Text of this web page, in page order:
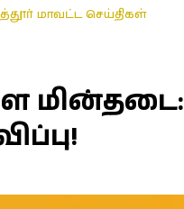
மாவட்ட செய்திகள்
மின்தடை: